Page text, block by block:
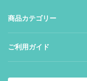
商品カテゴリー
ご利用ガイド